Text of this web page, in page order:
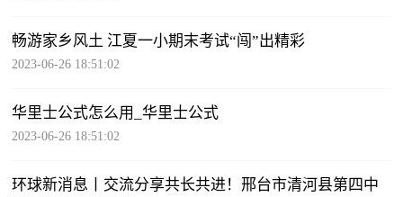
畅游家乡风土 江夏一小期末考试“闯”出精彩
2023-06-26 18:51:02
华里士公式怎么用_华里士公式
2023-06-26 18:51:02
环球新消息丨交流分享共长共进！邢台市清河县第四中